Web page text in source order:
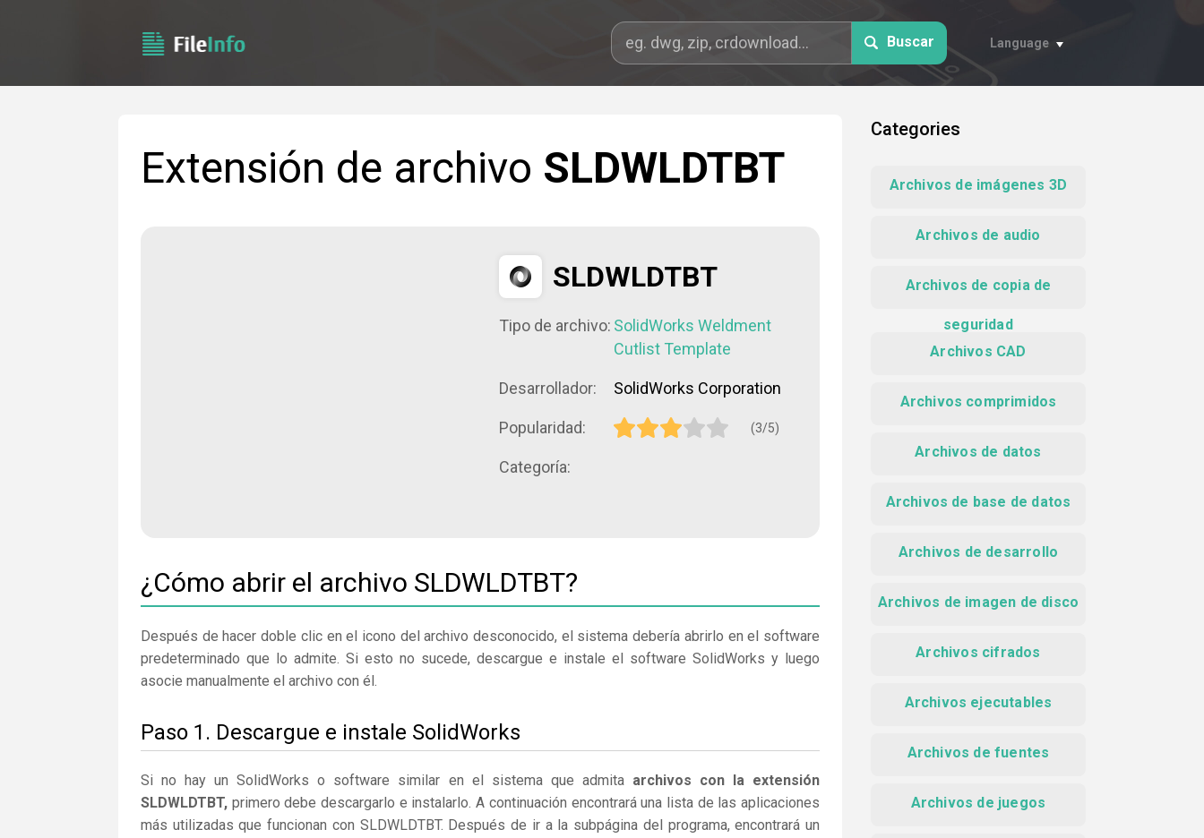
Buscar Language
Extensión de archivo SLDWLDTBT
SLDWLDTBT
Tipo de archivo: SolidWorks Weldment
Cutlist Template
Desarrollador: SolidWorks Corporation
Popularidad: (3/5)
Categoría:
¿Cómo abrir el archivo SLDWLDTBT?
Después de hacer doble clic en el icono del archivo desconocido, el sistema debería abrirlo en el software
predeterminado que lo admite. Si esto no sucede, descargue e instale el software SolidWorks y luego
asocie manualmente el archivo con él.
Paso 1. Descargue e instale SolidWorks
Si no hay un SolidWorks o software similar en el sistema que admita archivos con la extensión
SLDWLDTBT, primero debe descargarlo e instalarlo. A continuación encontrará una lista de las aplicaciones
más utilizadas que funcionan con SLDWLDTBT. Después de ir a la subpágina del programa, encontrará un
Categories
Archivos de imágenes 3D
Archivos de audio
Archivos de copia de
seguridad
Archivos CAD
Archivos comprimidos
Archivos de datos
Archivos de base de datos
Archivos de desarrollo
Archivos de imagen de disco
Archivos cifrados
Archivos ejecutables
Archivos de fuentes
Archivos de juegos